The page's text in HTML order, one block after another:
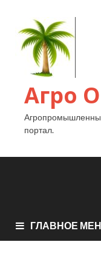
Агро
портал.
ГЛАВНОЕ